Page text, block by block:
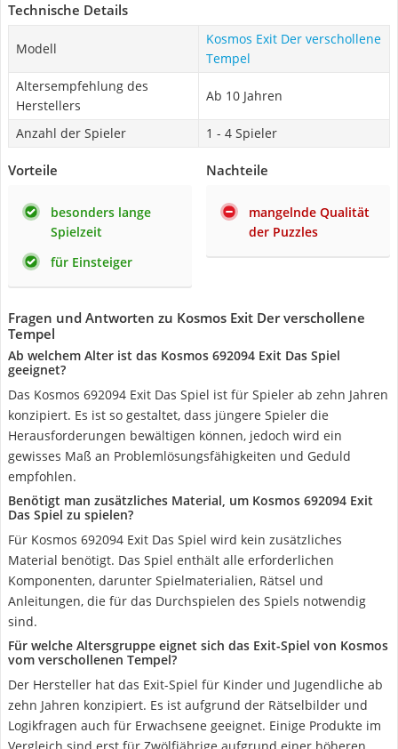
Technische Details
Modell
Kosmos Exit Der verschollene
Tempel
Altersempfehlung des
Herstellers
Ab 10 Jahren
Anzahl der Spieler 1 - 4 Spieler
Vorteile
besonders lange
Spielzeit
für Einsteiger
Nachteile
mangelnde Qualität
der Puzzles
Fragen und Antworten zu Kosmos Exit Der verschollene
Tempel
Ab welchem Alter ist das Kosmos 692094 Exit Das Spiel
geeignet?
Das Kosmos 692094 Exit Das Spiel ist für Spieler ab zehn Jahren
konzipiert. Es ist so gestaltet, dass jüngere Spieler die
Herausforderungen bewältigen können, jedoch wird ein
gewisses Maß an Problemlösungsfähigkeiten und Geduld
empfohlen.
Benötigt man zusätzliches Material, um Kosmos 692094 Exit
Das Spiel zu spielen?
Für Kosmos 692094 Exit Das Spiel wird kein zusätzliches
Material benötigt. Das Spiel enthält alle erforderlichen
Komponenten, darunter Spielmaterialien, Rätsel und
Anleitungen, die für das Durchspielen des Spiels notwendig
sind.
Für welche Altersgruppe eignet sich das Exit-Spiel von Kosmos
vom verschollenen Tempel?
Der Hersteller hat das Exit-Spiel für Kinder und Jugendliche ab
zehn Jahren konzipiert. Es ist aufgrund der Rätselbilder und
Logikfragen auch für Erwachsene geeignet. Einige Produkte im